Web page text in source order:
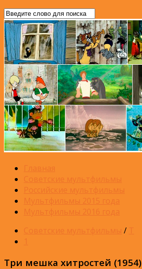
Главная
Советские мультфильмы
Российские мультфильмы
Мультфильмы 2015 года
Мультфильмы 2016 года
Советские мультфильмы / Т
1
Три мешка хитростей (1954)